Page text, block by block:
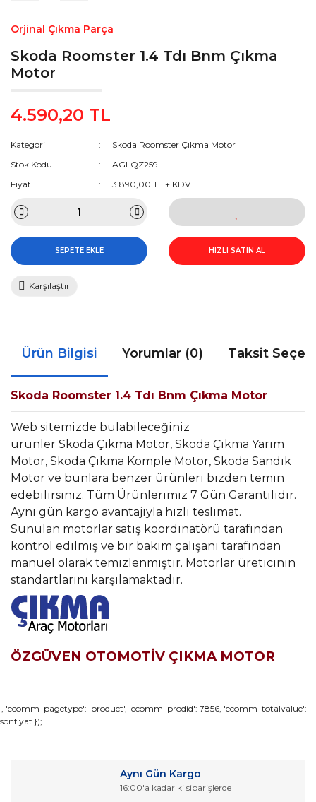
Orjinal Çıkma Parça
Skoda Roomster 1.4 Tdı Bnm Çıkma
Motor
4.590,20 TL
Kategori
Skoda Roomster Çıkma Motor
Stok Kodu
AGLQZ259
Fiyat
3.890,00 TL + KDV
SEPETE EKLE HIZLI SATIN AL
Karşılaştır
Ürün Bilgisi Yorumlar (0) Taksit
Skoda Roomster 1.4 Tdı Bnm Çıkma Motor
Web sitemizde bulabileceğiniz
ürünler Skoda Çıkma Motor, Skoda Çıkma Yarım
Motor, Skoda Çıkma Komple Motor, Skoda Sandık
Motor ve bunlara benzer ürünleri bizden temin
edebilirsiniz. Tüm Ürünlerimiz 7 Gün Garantilidir.
Aynı gün kargo avantajıyla hızlı teslimat.
Sunulan motorlar satış koordinatörü tarafından
kontrol edilmiş ve bir bakım çalışanı tarafından
manuel olarak temizlenmiştir. Motorlar üreticinin
standartlarını karşılamaktadır.
ÖZGÜVEN OTOMOTİV ÇIKMA MOTOR
Yorum Yaz
Bu ürünün fiyat bilgisi, resim, ürün açıklamalarında ve diğer
konularda yetersiz gördüğünüz noktaları öneri formunu
Ürün resmi kalitesiz, bozuk veya görüntülenemiyor.
', 'ecomm_pagetype': 'product', 'ecomm_prodid': 7856, 'ecomm_totalvalue':
sonfiyat });
Aynı Gün Kargo
16:00'a kadar ki siparişlerde